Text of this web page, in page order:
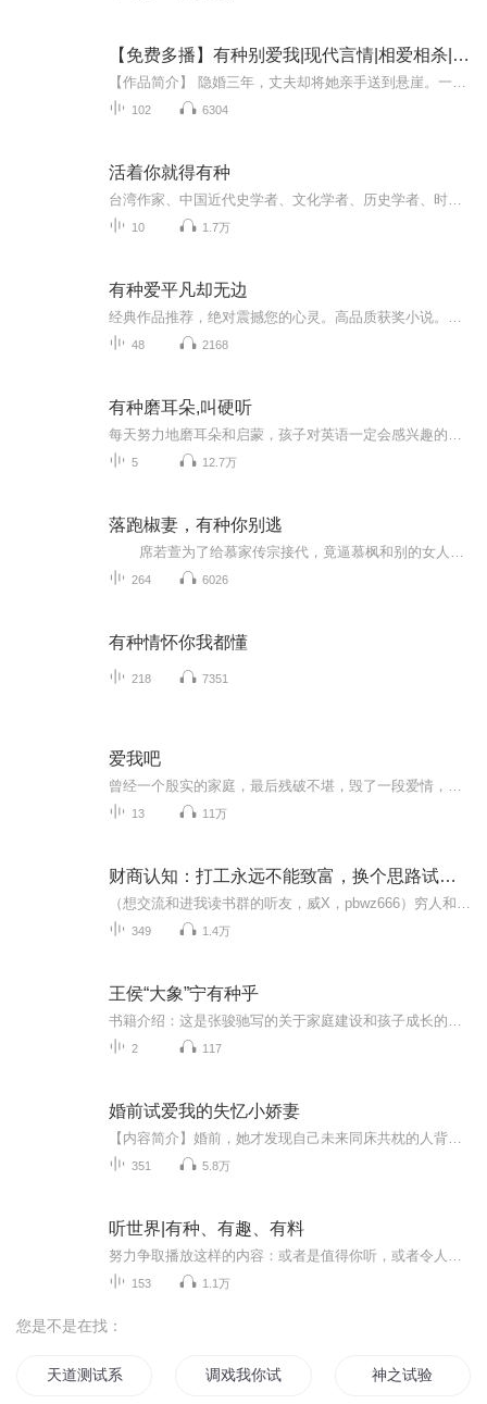
【免费多播】有种别爱我|现代言情|相爱相杀|轻小说|AI专辑
102 6304
活着你就得有种
10 1.7万
有种爱平凡却无边
48 2168
有种磨耳朵,叫硬听
5 12.7万
落跑椒妻，有种你别逃
264 6026
有种情怀你我都懂
218 7351
爱我吧
13 11万
财商认知：打工永远不能致富，换个思路试试看
349 1.4万
王侯“大象”宁有种乎
2 117
婚前试爱我的失忆小娇妻
351 5.8万
听世界|有种、有趣、有料
153 1.1万
您是不是在找：
天道测试系统 调戏我你试试 神之试验